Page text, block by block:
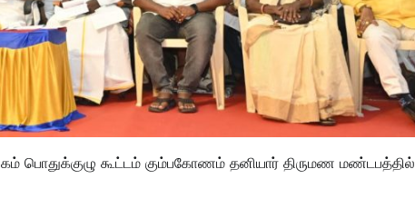
பொதுக்குழு கூட்டம் கும்பகோணம் தனியார் திருமண மண்டபத்தில்